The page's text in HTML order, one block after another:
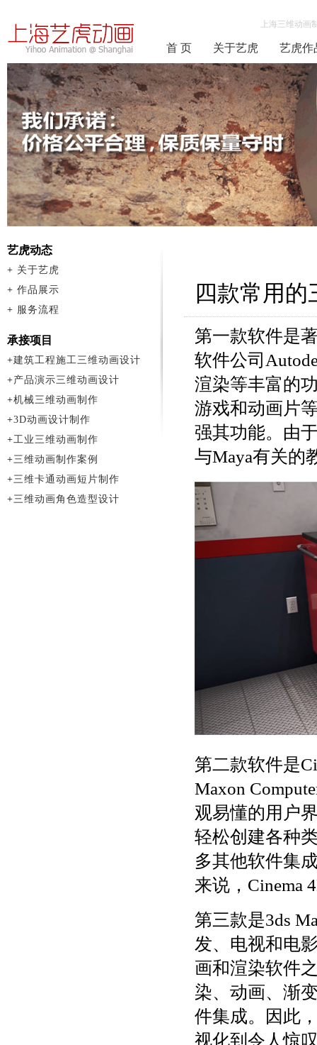
上海三维动
首 页 关于艺虎 艺虎作
四款常用
第一款软件是
软件公司
渲染等丰富的
游戏和动画片
强其功能。由
与Maya有关的
第二款软件是
Maxon
观易懂的用户
轻松创建各种
多其他软件集
来说，Cinema
第三款是3ds
发、电视和电
画和渲染软件
染、动画、渐
件集成。因此
视化到令人惊
艺虎动态
+ 关于艺虎
+ 作品展示
+ 服务流程
承接项目
+建筑工程施工三维动画设计
+产品演示三维动画设计
+机械三维动画制作
+3D动画设计制作
+工业三维动画制作
+三维动画制作案例
+三维卡通动画短片制作
+三维动画角色造型设计